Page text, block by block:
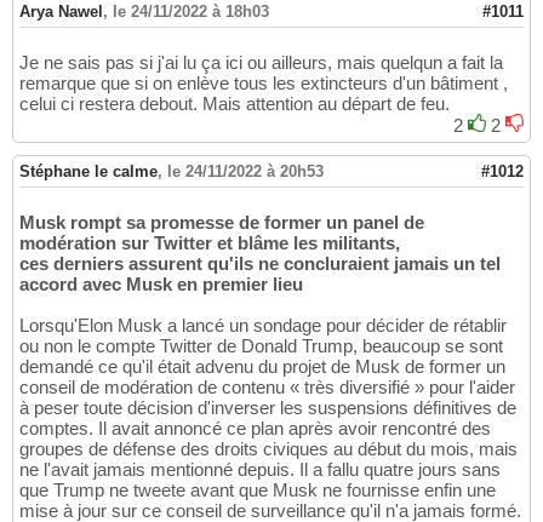
Arya Nawel , le 24/11/2022 à 18h03 #1011
Je ne sais pas si j'ai lu ça ici ou ailleurs, mais quelqun a fait la
remarque que si on enlève tous les extincteurs d'un bâtiment ,
celui ci restera debout. Mais attention au départ de feu.
2
2
Stéphane le calme, le 24/11/2022 à 20h53 #1012
Musk rompt sa promesse de former un panel de
modération sur Twitter et blâme les militants,
ces derniers assurent qu'ils ne concluraient jamais un tel
accord avec Musk en premier lieu
Lorsqu'Elon Musk a lancé un sondage pour décider de rétablir
ou non le compte Twitter de Donald Trump, beaucoup se sont
demandé ce qu'il était advenu du projet de Musk de former un
conseil de modération de contenu « très diversifié » pour l'aider
à peser toute décision d'inverser les suspensions définitives de
comptes. Il avait annoncé ce plan après avoir rencontré des
groupes de défense des droits civiques au début du mois, mais
ne l'avait jamais mentionné depuis. Il a fallu quatre jours sans
que Trump ne tweete avant que Musk ne fournisse enfin une
mise à jour sur ce conseil de surveillance qu'il n'a jamais formé.